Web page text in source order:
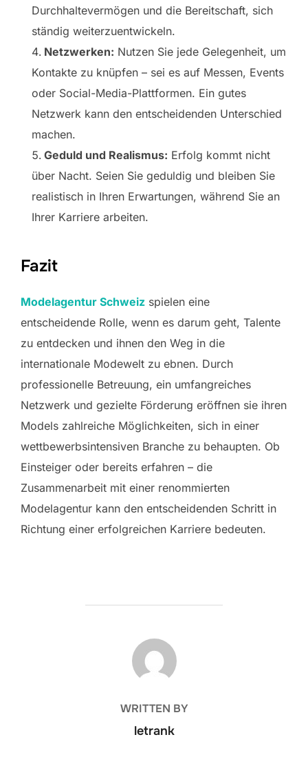
Durchhaltevermögen und die Bereitschaft, sich
ständig weiterzuentwickeln.
Netzwerken: Nutzen Sie jede Gelegenheit, um
Kontakte zu knüpfen – sei es auf Messen, Events
oder Social-Media-Plattformen. Ein gutes
Netzwerk kann den entscheidenden Unterschied
machen.
Geduld und Realismus: Erfolg kommt nicht
über Nacht. Seien Sie geduldig und bleiben Sie
realistisch in Ihren Erwartungen, während Sie an
Ihrer Karriere arbeiten.
Fazit
Modelagentur Schweiz spielen eine
entscheidende Rolle, wenn es darum geht, Talente
zu entdecken und ihnen den Weg in die
internationale Modewelt zu ebnen. Durch
professionelle Betreuung, ein umfangreiches
Netzwerk und gezielte Förderung eröffnen sie ihren
Models zahlreiche Möglichkeiten, sich in einer
wettbewerbsintensiven Branche zu behaupten. Ob
Einsteiger oder bereits erfahren – die
Zusammenarbeit mit einer renommierten
Modelagentur kann den entscheidenden Schritt in
Richtung einer erfolgreichen Karriere bedeuten.
POST AUTHOR
WRITTEN BY
letrank